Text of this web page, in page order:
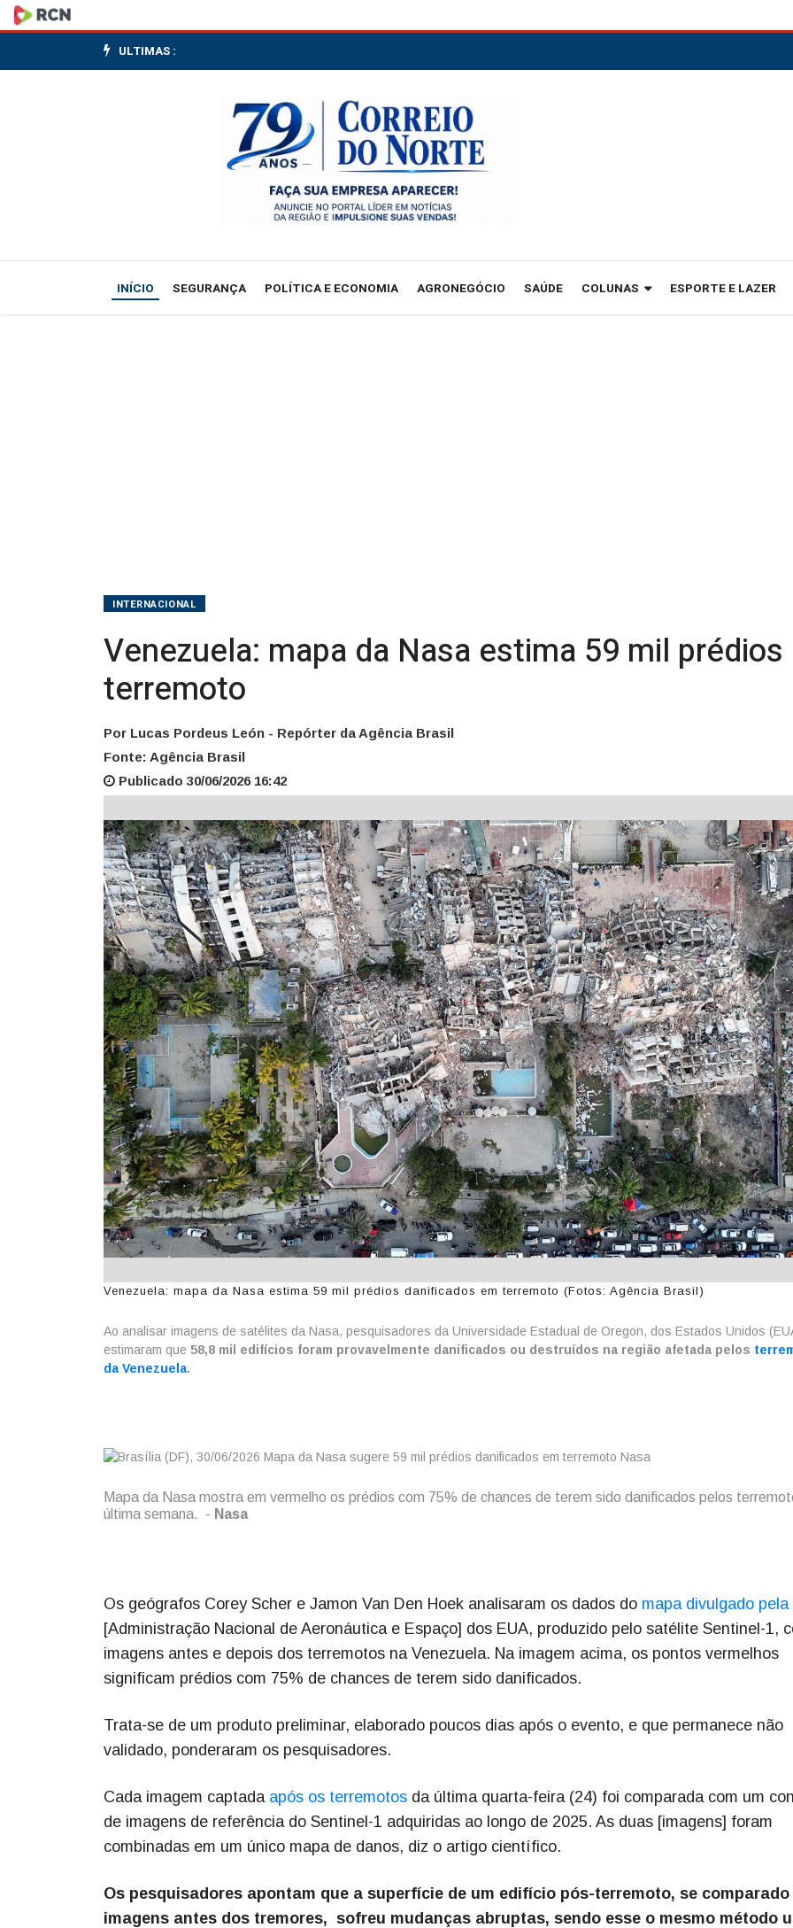
Venezuela:
mapa
mil
ULTIMAS :
INÍCIO SEGURANÇA POLÍTICA E ECONOMIA AGRONEGÓCIO SAÚDE COLUNAS ESPORTE E LAZER
INTERNACIONAL
Venezuela: mapa da Nasa estima 59 mil
terremoto
Por Lucas Pordeus León - Repórter da Agência Brasil
Fonte: Agência Brasil
Publicado 30/06/2026 16:42
Venezuela: mapa da Nasa estima 59 mil prédios danificados em terremoto (Fotos: Agência Brasil)
Ao analisar imagens de satélites da Nasa, pesquisadores da Universidade Estadual de Oregon, dos Estados Unidos
estimaram que 58,8 mil edifícios foram provavelmente danificados ou destruídos na região afetada pelos
da Venezuela.
Mapa da Nasa mostra em vermelho os prédios com 75% de chances de terem sido danificados pelos
última semana. - Nasa
Os geógrafos Corey Scher e Jamon Van Den Hoek analisaram os dados do mapa divulgado pela
[Administração Nacional de Aeronáutica e Espaço] dos EUA, produzido pelo satélite Sentinel-1,
imagens antes e depois dos terremotos na Venezuela. Na imagem acima, os pontos vermelhos
significam prédios com 75% de chances de terem sido danificados.
Trata-se de um produto preliminar, elaborado poucos dias após o evento, e que permanece não
validado, ponderaram os pesquisadores.
Cada imagem captada após os terremotos da última quarta-feira (24) foi comparada com um
de imagens de referência do Sentinel-1 adquiridas ao longo de 2025. As duas [imagens] foram
combinadas em um único mapa de danos, diz o artigo científico.
Os pesquisadores apontam que a superfície de um edifício pós-terremoto, se comparado
imagens antes dos tremores, sofreu mudanças abruptas, sendo esse o mesmo método